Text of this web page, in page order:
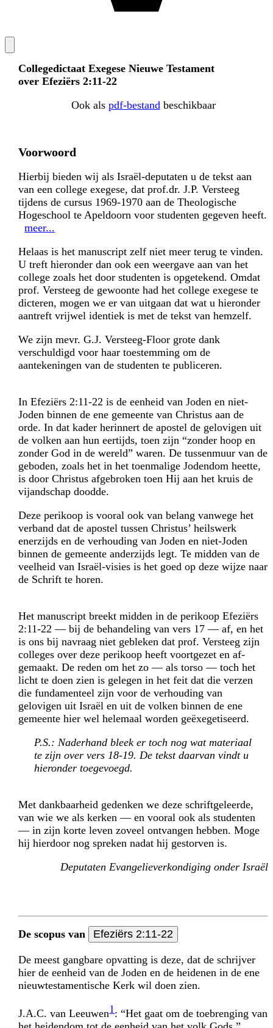
Collegedictaat Exegese Nieuwe Testament
over Efeziërs 2:11-22
Ook als pdf-bestand beschikbaar
Voorwoord
Hierbij bieden wij als Israël-deputaten u de tekst aan
van een college exegese, dat prof.dr. J.P. Versteeg
tijdens de cursus 1969-1970 aan de Theologische
Hogeschool te Apeldoorn voor studenten gegeven heeft.
meer...
Helaas is het manuscript zelf niet meer terug te vinden.
U treft hieronder dan ook een weergave aan van het
college zoals het door studenten is opgetekend. Omdat
prof. Versteeg de gewoonte had het college exegese te
dicteren, mogen we er van uitgaan dat wat u hieronder
aantreft vrijwel identiek is met de tekst van hemzelf.
We zijn mevr. G.J. Versteeg-Floor grote dank
verschuldigd voor haar toestemming om de
aantekeningen van de studenten te publiceren.
In Efeziërs 2:11-22 is de eenheid van Joden en niet-
Joden binnen de ene gemeente van Christus aan de
orde. In dat kader herinnert de apostel de gelovigen uit
de volken aan hun eertijds, toen zijn “zonder hoop en
zonder God in de wereld” waren. De tussenmuur van de
geboden, zoals het in het toenmalige Jodendom heette,
is door Christus afgebroken toen Hij aan het kruis de
vijandschap doodde.
Deze perikoop is vooral ook van belang vanwege het
verband dat de apostel tussen Christus’ heilswerk
enerzijds en de verhouding van Joden en niet-Joden
binnen de gemeente anderzijds legt. Te midden van de
veelheid van Israël-visies is het goed op deze wijze naar
de Schrift te horen.
Het manuscript breekt midden in de perikoop Efeziërs
2:11-22 — bij de behandeling van vers 17 — af, en het
is ons bij navraag niet gebleken dat prof. Versteeg zijn
colleges over deze perikoop heeft voortgezet en af­
gemaakt. De reden om het zo — als torso — toch het
licht te doen zien is gelegen in het feit dat die verzen
die fundamenteel zijn voor de verhouding van
gelovigen uit Israël en uit de volken binnen de ene
gemeente hier wel helemaal worden geëxegetiseerd.
P.S.: Naderhand bleek er toch nog wat materiaal
te zijn over vers 18-19. De tekst daarvan vindt u
hier­onder toegevoegd.
Met dankbaarheid gedenken we deze schriftgeleerde,
van wie we als kerken — en vooral ook als studenten
— in zijn korte leven zoveel ontvangen hebben. Moge
hij hierdoor nog spreken nadat hij gestorven is.
Deputaten Evangelieverkondiging onder Israël
De scopus van Efeziërs 2:11-22
De meest gangbare opvatting is deze, dat de schrijver
hier de eenheid van de Joden en de heidenen in de ene
nieuwtestamentische Kerk wil doen zien.
J.A.C. van Leeuwen1: “Het gaat om de toebrenging van